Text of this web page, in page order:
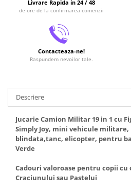
Livrare Rapida in 24 / 48
de ore de la confirmarea comenzii
Contacteaza-ne!
Raspundem nevoilor tale.
Descriere
Jucarie Camion Militar 19 in 1 cu
Simply Joy, mini vehicule
blindata,tanc, elicopter, pentru
Verde
Cadouri valoroase pentru copii cu
Craciunului sau Pastelui